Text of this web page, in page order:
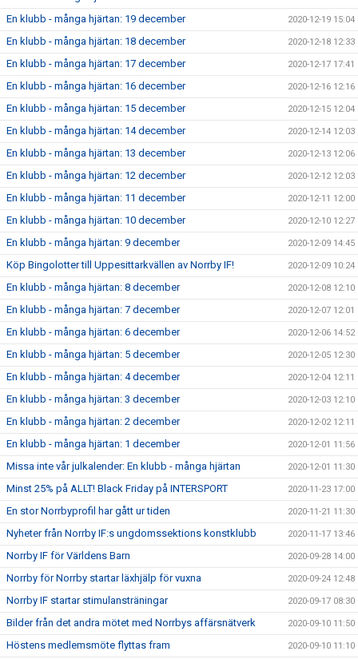
En klubb - många hjärtan: 19 december 2020-12-19 15:04
En klubb - många hjärtan: 18 december 2020-12-18 12:33
En klubb - många hjärtan: 17 december 2020-12-17 17:41
En klubb - många hjärtan: 16 december 2020-12-16 12:16
En klubb - många hjärtan: 15 december 2020-12-15 12:04
En klubb - många hjärtan: 14 december 2020-12-14 12:03
En klubb - många hjärtan: 13 december 2020-12-13 12:06
En klubb - många hjärtan: 12 december 2020-12-12 12:03
En klubb - många hjärtan: 11 december 2020-12-11 12:00
En klubb - många hjärtan: 10 december 2020-12-10 12:27
En klubb - många hjärtan: 9 december 2020-12-09 14:45
Köp Bingolotter till Uppesittarkvällen av Norrby IF! 2020-12-09 10:24
En klubb - många hjärtan: 8 december 2020-12-08 12:10
En klubb - många hjärtan: 7 december 2020-12-07 12:01
En klubb - många hjärtan: 6 december 2020-12-06 14:52
En klubb - många hjärtan: 5 december 2020-12-05 12:30
En klubb - många hjärtan: 4 december 2020-12-04 12:11
En klubb - många hjärtan: 3 december 2020-12-03 12:10
En klubb - många hjärtan: 2 december 2020-12-02 12:11
En klubb - många hjärtan: 1 december 2020-12-01 11:56
Missa inte vår julkalender: En klubb - många hjärtan 2020-12-01 11:30
Minst 25% på ALLT! Black Friday på INTERSPORT 2020-11-23 17:00
En stor Norrbyprofil har gått ur tiden 2020-11-21 11:30
Nyheter från Norrby IF:s ungdomssektions konstklubb 2020-11-17 13:46
Norrby IF för Världens Barn 2020-09-28 14:00
Norrby för Norrby startar läxhjälp för vuxna 2020-09-24 12:48
Norrby IF startar stimulansträningar 2020-09-17 08:30
Bilder från det andra mötet med Norrbys affärsnätverk 2020-09-10 11:50
Höstens medlemsmöte flyttas fram 2020-09-10 11:10